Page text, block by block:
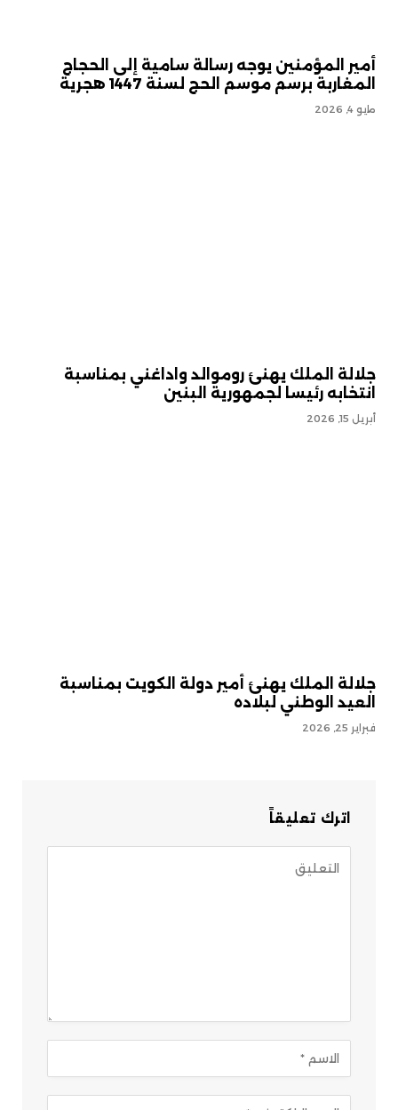
أمير المؤمنين يوجه رسالة سامية إلى الحجاج
المغاربة برسم موسم الحج لسنة 1447 هجرية
مايو 4, 2026
جلالة الملك يهنئ روموالد واداغني بمناسبة
انتخابه رئيسا لجمهورية البنين
أبريل 15, 2026
جلالة الملك يهنئ أمير دولة الكويت بمناسبة
العيد الوطني لبلاده
فبراير 25, 2026
اترك تعليقاً